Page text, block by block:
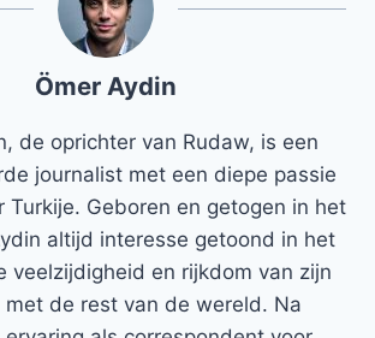
Ömer Aydin
de oprichter van Rudaw, is een
journalist met een diepe passie
Turkije. Geboren en getogen in het
altijd interesse getoond in het
veelzijdigheid en rijkdom van zijn
de rest van de wereld. Na